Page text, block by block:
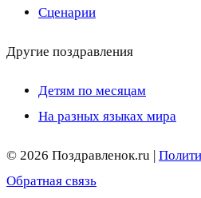
Сценарии
Другие поздравления
Детям по месяцам
На разных языках мира
© 2026 Поздравленок.ru |
Обратная связь